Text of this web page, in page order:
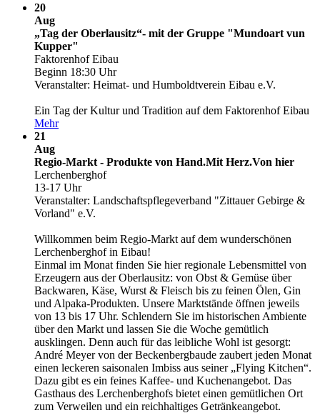
20
Aug
„Tag der Oberlausitz“- mit der Gruppe "Mundoart vun
Kupper"
Faktorenhof Eibau
Beginn 18:30 Uhr
Veranstalter: Heimat- und Humboldtverein Eibau e.V.
Ein Tag der Kultur und Tradition auf dem Faktorenhof Eibau
Mehr
21
Aug
Regio-Markt - Produkte von Hand.Mit Herz.Von hier
Lerchenberghof
13-17 Uhr
Veranstalter: Landschaftspflegeverband "Zittauer Gebirge &
Vorland" e.V.
Willkommen beim Regio-Markt auf dem wunderschönen
Lerchenberghof in Eibau!
Einmal im Monat finden Sie hier regionale Lebensmittel von
Erzeugern aus der Oberlausitz: von Obst & Gemüse über
Backwaren, Käse, Wurst & Fleisch bis zu feinen Ölen, Gin
und Alpaka-Produkten. Unsere Marktstände öffnen jeweils
von 13 bis 17 Uhr. Schlendern Sie im historischen Ambiente
über den Markt und lassen Sie die Woche gemütlich
ausklingen. Denn auch für das leibliche Wohl ist gesorgt:
André Meyer von der Beckenbergbaude zaubert jeden Monat
einen leckeren saisonalen Imbiss aus seiner „Flying Kitchen“.
Dazu gibt es ein feines Kaffee- und Kuchenangebot. Das
Gasthaus des Lerchenberghofs bietet einen gemütlichen Ort
zum Verweilen und ein reichhaltiges Getränkeangebot.